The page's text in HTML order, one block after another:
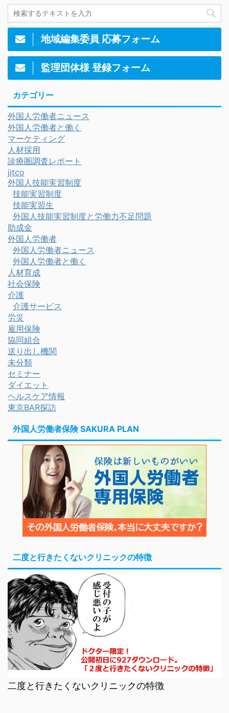
地域編集委員 応募フォーム
監理団体様 登録フォーム
カテゴリー
外国人労働者ニュース
外国人労働者と働く
マーケティング
人材採用
診療圏調査レポート
jitco
外国人技能実習制度
技能実習制度
技能実習生
外国人技能実習制度と労働力不足問題
助成金
外国人労働者
外国人労働者ニュース
外国人労働者と働く
人材育成
社会保険
介護
介護サービス
労災
雇用保険
協同組合
送り出し機関
未分類
セミナー
ダイエット
ヘルスケア情報
東京BAR探訪
外国人労働者保険 SAKURA PLAN
二度と行きたくないクリニックの特徴
二度と行きたくないクリニックの特徴